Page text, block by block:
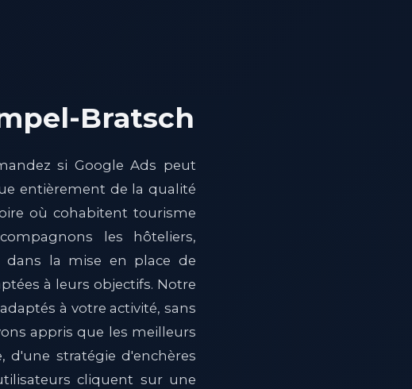
Bratsch
si Google Ads peut
entièrement de la qualité
où cohabitent tourisme
les hôteliers,
dans la mise en place de
à leurs objectifs. Notre
à votre activité, sans
appris que les meilleurs
stratégie d'enchères
cliquent sur une